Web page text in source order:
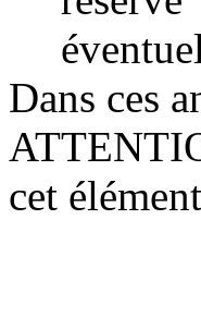
Dans ces
cet